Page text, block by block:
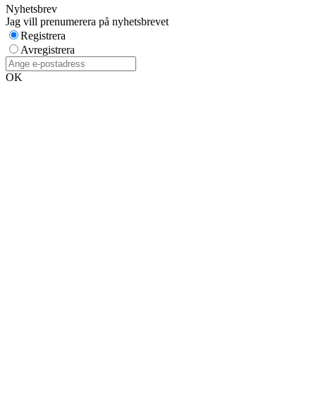
Nyhetsbrev
Jag vill prenumerera på nyhetsbrevet
Registrera
Avregistrera
OK